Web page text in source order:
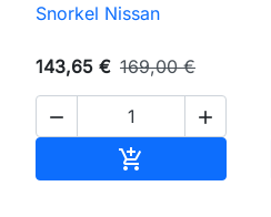
Snorkel Nissan
143,65 € 169,00 €
 
